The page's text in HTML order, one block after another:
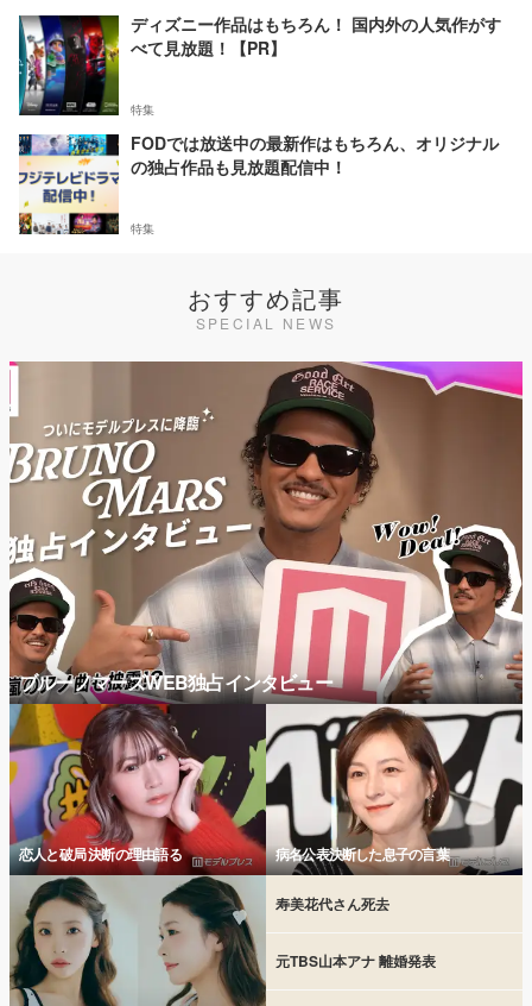
ディズニー作品はもちろん！ 国内外の人気作がす
べて見放題！【PR】
特集
FODでは放送中の最新作はもちろん、オリジナル
の独占作品も見放題配信中！
特集
おすすめ記事
SPECIAL NEWS
ブルーノマーズWEB独占インタビュー
恋人と破局 決断の理由語る 病名公表決断した息子の言葉
寿美花代さん死去
元TBS山本アナ 離婚発表